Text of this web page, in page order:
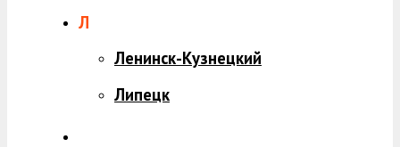
Л
Ленинск-Кузнецкий
Липецк